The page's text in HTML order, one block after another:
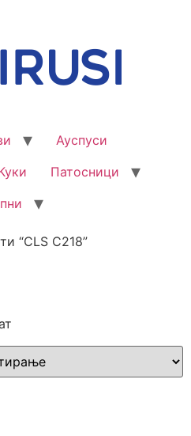
Ауспуси
Патосници
“CLS C218”